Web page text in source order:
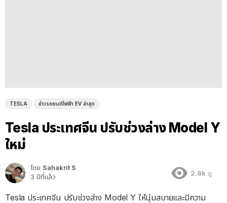
TESLA ข่าวรถยนต์ไฟฟ้า EV ล่าสุด
Tesla ประเทศจีน ปรับช่วงล่าง Model Y
ใหม่
โดย Sahakrit S
3 ปีที่แล้ว
2.8k ดู
Tesla ประเทศจีน ปรับช่วงล่าง Model Y ให้นุ่มสบายและมีความ